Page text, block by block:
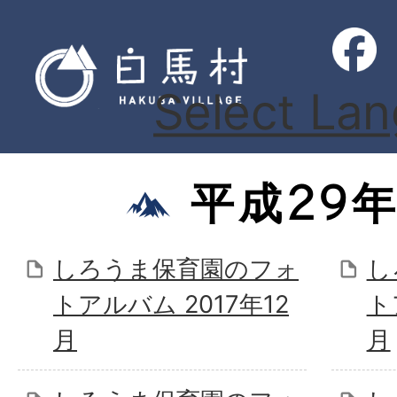
Select
平成29
しろうま保育園のフォ
トアルバム 2017年12
月
月